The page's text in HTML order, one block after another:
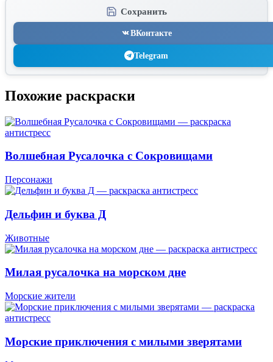
Сохранить
ВКонтакте
Telegram
Похожие раскраски
Волшебная Русалочка с Сокровищами
Персонажи
Дельфин и буква Д
Животные
Милая русалочка на морском дне
Морские жители
Морские приключения с милыми зверятами